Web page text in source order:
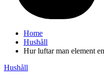
Home
Hushåll
Hur luftar man element
Hushåll